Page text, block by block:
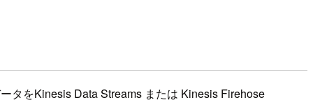
タをKinesis Data Streams または Kinesis Firehose